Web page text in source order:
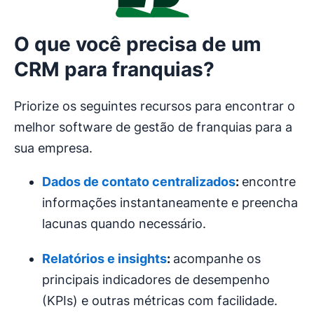
O que você precisa de um
CRM para franquias?
Priorize os seguintes recursos para encontrar o
melhor software de gestão de franquias para a
sua empresa.
Dados de contato centralizados: encontre
informações instantaneamente e preencha
lacunas quando necessário.
Relatórios e insights: acompanhe os
principais indicadores de desempenho
(KPIs) e outras métricas com facilidade.